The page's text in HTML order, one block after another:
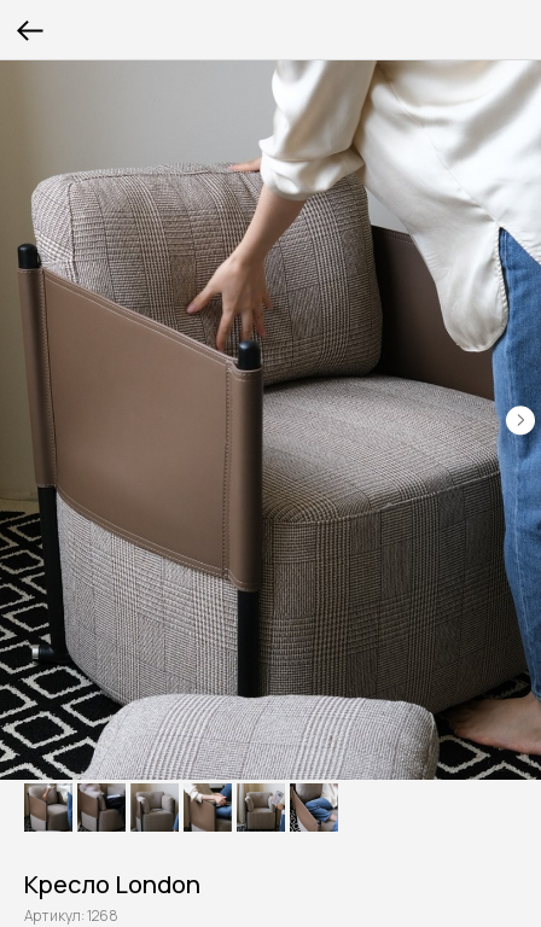
Кресло London
Артикул:1268